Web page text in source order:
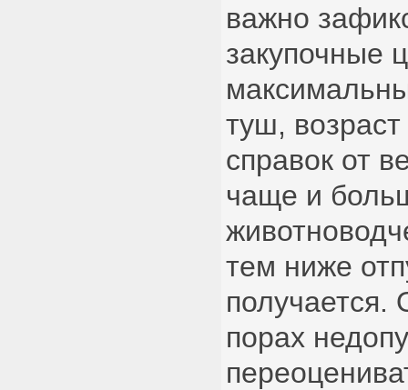
важно
закупочные
туш,
справок от
чаще и
тем ниже
получается.
порах